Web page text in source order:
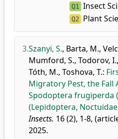
Q1 Insect
Q2 Plant
3.Szanyi, S., Barta, M.,
Mumford, S., Todorov, I.,
Tóth, M., Toshova, T.:
Migratory Pest, the Fall
Spodoptera frugiperda
(Lepidoptera,
Insects. 16 (2), 1-8,
2025.